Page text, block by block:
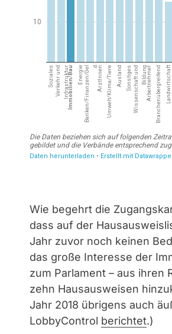
Wie begehrt die
dass auf der
Jahr zuvor noch keinen
das große Interesse der
zum Parlament – aus ihren
zehn Hausausweisen
Jahr 2018 übrigens auch
LobbyControl berichtet.)